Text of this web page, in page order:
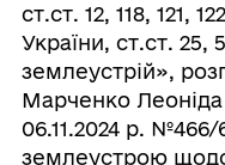
ст.ст. 12, 118, 121,
України, ст.ст. 25,
землеустрій»,
Марченко
06.11.2024 р. №466/
землеустрою